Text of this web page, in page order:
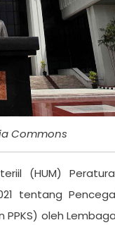
Commons
(HUM)
tentang
PPKS) oleh